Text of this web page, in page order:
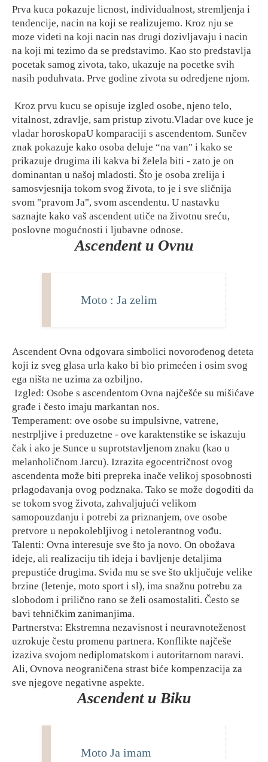
Prva kuca pokazuje licnost, individualnost, stremljenja i
tendencije, nacin na koji se realizujemo. Kroz nju se
moze videti na koji nacin nas drugi dozivljavaju i nacin
na koji mi tezimo da se predstavimo. Kao sto predstavlja
pocetak samog zivota, tako, ukazuje na pocetke svih
nasih poduhvata. Prve godine zivota su odredjene njom.
Kroz prvu kucu se opisuje izgled osobe, njeno telo,
vitalnost, zdravlje, sam pristup zivotu.Vladar ove kuce je
vladar horoskopaU komparaciji s ascendentom. Sunčev
znak pokazuje kako osoba deluje “na van" i kako se
prikazuje drugima ili kakva bi želela biti - zato je on
dominantan u našoj mladosti. Što je osoba zrelija i
samosvjesnija tokom svog života, to je i sve sličnija
svom "pravom Ja", svom ascendentu. U nastavku
saznajte kako vaš ascendent utiče na životnu sreću,
poslovne mogućnosti i ljubavne odnose.
Ascendent u Ovnu
Moto : Ja zelim
Ascendent Ovna odgovara simbolici novorođenog deteta
koji iz sveg glasa urla kako bi bio primećen i osim svog
ega ništa ne uzima za ozbiljno.
Izgled: Osobe s ascendentom Ovna najčešće su mišićave
građe i često imaju markantan nos.
Temperament: ove osobe su impulsivne, vatrene,
nestrpljive i preduzetne - ove karaktenstike se iskazuju
čak i ako je Sunce u suprotstavljenom znaku (kao u
melanholičnom Jarcu). Izrazita egocentričnost ovog
ascendenta može biti prepreka inače velikoj sposobnosti
prlagođavanja ovog podznaka. Tako se može dogoditi da
se tokom svog života, zahvaljujući velikom
samopouzdanju i potrebi za priznanjem, ove osobe
pretvore u nepokolebljivog i netolerantnog vođu.
Talenti: Ovna interesuje sve što ja novo. On obožava
ideje, ali realizaciju tih ideja i bavljenje detaljima
prepustiće drugima. Sviđa mu se sve što uključuje velike
brzine (letenje, moto sport i sl), ima snažnu potrebu za
slobodom i prilično rano se želi osamostaliti. Često se
bavi tehničkim zanimanjima.
Partnerstva: Ekstremna nezavisnost i neuravnoteženost
uzrokuje čestu promenu partnera. Konflikte najčeše
izaziva svojom nediplomatskom i autoritarnom naravi.
Ali, Ovnova neograničena strast biće kompenzacija za
sve njegove negativne aspekte.
Ascendent u Biku
Moto Ja imam